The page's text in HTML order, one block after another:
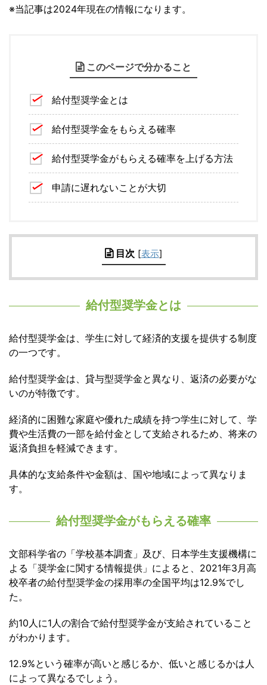
※当記事は2024年現在の情報になります。
このページで分かること
給付型奨学金とは
給付型奨学金をもらえる確率
給付型奨学金がもらえる確率を上げる方法
申請に遅れないことが大切
目次 [表示]
給付型奨学金とは
給付型奨学金は、学生に対して経済的支援を提供する制度
の一つです。
給付型奨学金は、貸与型奨学金と異なり、返済の必要がな
いのが特徴です。
経済的に困難な家庭や優れた成績を持つ学生に対して、学
費や生活費の一部を給付金として支給されるため、将来の
返済負担を軽減できます。
具体的な支給条件や金額は、国や地域によって異なりま
す。
給付型奨学金がもらえる確率
文部科学省の「学校基本調査」及び、日本学生支援機構に
よる「奨学金に関する情報提供」によると、2021年3月高
校卒者の給付型奨学金の採用率の全国平均は12.9%でし
た。
約10人に1人の割合で給付型奨学金が支給されていること
がわかります。
12.9%という確率が高いと感じるか、低いと感じるかは人
によって異なるでしょう。